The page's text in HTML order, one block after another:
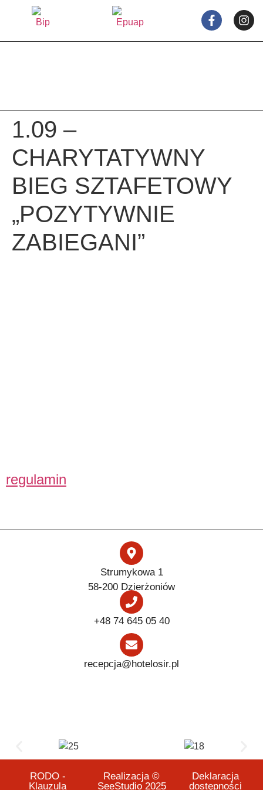
1.09 –
CHARYTATYWNY
BIEG SZTAFETOWY
„POZYTYWNIE
ZABIEGANI”
regulamin
Strumykowa 1
58-200 Dzierżoniów
+48 74 645 05 40
recepcja@hotelosir.pl
RODO -
Klauzula
Realizacja ©
SeeStudio 2025
Deklaracja
dostępności